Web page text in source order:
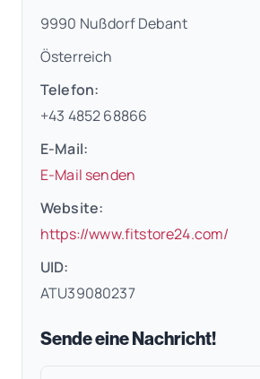
9990 Nußdorf Debant
Österreich
Telefon:
+43 4852 68866
E-Mail:
E-Mail senden
Website:
https://www.fitstore24.com/
UID:
ATU39080237
Sende eine Nachricht!